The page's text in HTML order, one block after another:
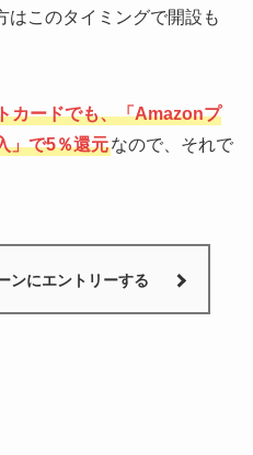
はこのタイミングで開設も
カードでも、「Amazonプ
」で5％還元なので、それで
ンにエントリーする